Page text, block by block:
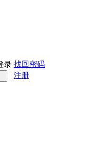
录 找回密码
注册